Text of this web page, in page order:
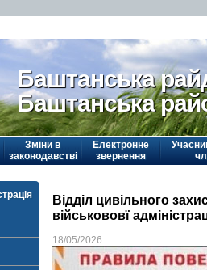
Баштанська
Баштанська
Зміни в
законодавстві
Електронне
звернення
Відділ цивільного
військововї
18/05/2026